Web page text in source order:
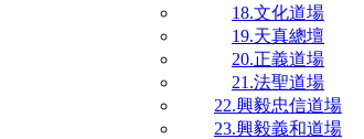
18.文化道場
19.天真總壇
20.正義道場
21.法聖道場
22.興毅忠信道場
23.興毅義和道場